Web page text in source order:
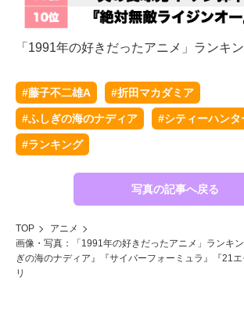
「1991年の好きだったアニメ」ランキ
#藤子不二雄A #折田マカダミア
#ふしぎの海のナディア #シティーハンタ
#ランキング
写真の記事へ戻る
TOP
アニメ
画像・写真：「1991年の好きだったアニメ」ランキ
ぎの海のナディア』『サイバーフォーミュラ』『21
リ